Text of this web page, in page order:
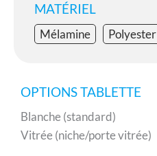
MATÉRIEL
Mélamine Polyester
OPTIONS TABLETTE
Blanche (standard)
Vitrée (niche/porte vitrée)